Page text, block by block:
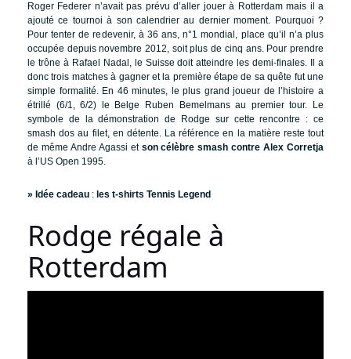
Roger Federer n’avait pas prévu d’aller jouer à Rotterdam mais il a
ajouté ce tournoi à son calendrier au dernier moment. Pourquoi ?
Pour tenter de redevenir, à 36 ans, n°1 mondial, place qu’il n’a plus
occupée depuis novembre 2012, soit plus de cinq ans. Pour prendre
le trône à Rafael Nadal, le Suisse doit atteindre les demi-finales. Il a
donc trois matches à gagner et la première étape de sa quête fut une
simple formalité. En 46 minutes, le plus grand joueur de l’histoire a
étrillé (6/1, 6/2) le Belge Ruben Bemelmans au premier tour. Le
symbole de la démonstration de Rodge sur cette rencontre : ce
smash dos au filet, en détente. La référence en la matière reste tout
de même Andre Agassi et son célèbre smash contre Alex Corretja
à l’US Open 1995.
» Idée cadeau : les t-shirts Tennis Legend
Rodge régale à
Rotterdam